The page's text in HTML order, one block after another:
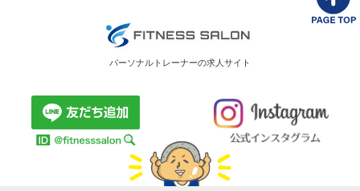
パーソナルトレーナーの求人サイト